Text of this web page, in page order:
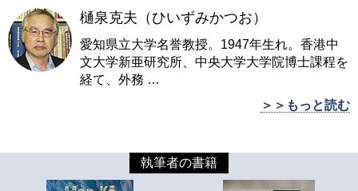
樋泉克夫（ひいずみかつお）
愛知県立大学名誉教授。1947年生れ。香港中
文大学新亜研究所、中央大学大学院博士課程を
経て、外務 …
＞＞もっと読む
執筆者の書籍